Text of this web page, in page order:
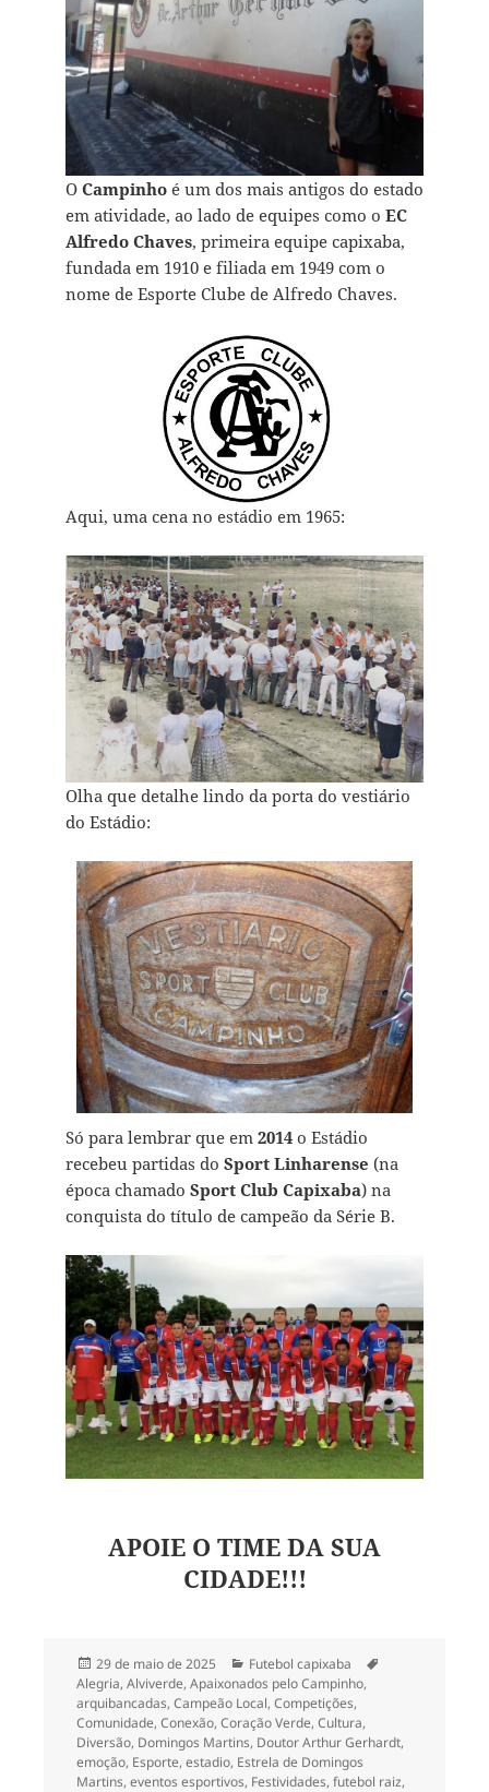
O Campinhoé um dos mais antigos do estado
em atividade, ao lado de equipes como o EC
Alfredo Chaves, primeira equipe capixaba,
fundada em 1910 e filiada em 1949 com o
nome de Esporte Clube de Alfredo Chaves.
Aqui, uma cena no estádio em 1965:
Olha que detalhe lindo da porta do vestiário
do Estádio:
Só para lembrar que em 2014o Estádio
recebeu partidas do Sport Linharense (na
época chamado Sport Club Capixaba) na
conquista do título de campeão da Série B.
APOIE O TIME DA SUA
CIDADE!!!
Publicado
em
29 de maio de 2025 Categorias
Futebol capixaba
Alegria, Alviverde, Apaixonados pelo Campinho,
arquibancadas, Campeão Local, Competições,
Comunidade, Conexão, Coração Verde, Cultura,
Diversão, Domingos Martins, Doutor Arthur Gerhardt,
emoção, Esporte, estadio, Estrela de Domingos
Martins, eventos esportivos, Festividades, futebol raiz,